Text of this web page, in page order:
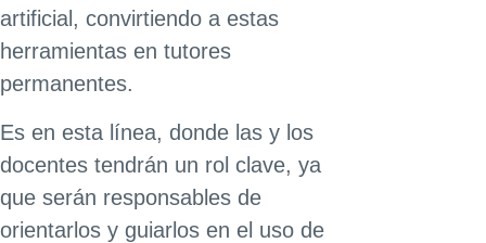
artificial, convirtiendo a estas
herramientas en tutores
permanentes.
Es en esta línea, donde las y los
docentes tendrán un rol clave, ya
que serán responsables de
orientarlos y guiarlos en el uso de